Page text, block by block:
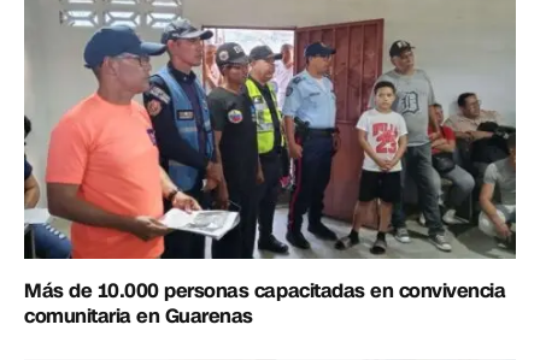
Más de 10.000 personas capacitadas en convivencia
comunitaria en Guarenas